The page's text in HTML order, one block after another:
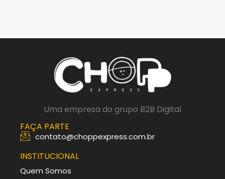
Uma empresa do grupo B2B Digital
FAÇA PARTE
contato@choppexpress.com.br
INSTITUCIONAL
Quem Somos